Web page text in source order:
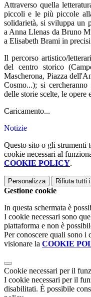
Attraverso quella
piccoli e le più piccole
solidarietà, si sviluppa un
a Anna Llenas da Bruno
a Elisabeth Brami in
Il percorso artistico/
del centro storico
Mascherona, Piazza
Cosmo...); si
delle storie scelte, le opere
Caricamento...
Notizie
Questo sito o gli strumenti
cookie necessari al
COOKIE POLICY.
Personalizza Rifiuta tutti
Gestione cookie
In questa schermata è
I cookie necessari sono
piattaforma e non è
Per conoscere quali sono i
visionare la COOKIE
Cookie necessari per il
I cookie necessari per il
disabilitati. È possibile